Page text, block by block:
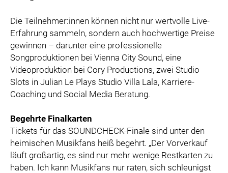
Die Teilnehmer:innen können nicht nur wertvolle Live-
Erfahrung sammeln, sondern auch hochwertige Preise
gewinnen – darunter eine professionelle
Songproduktionen bei Vienna City Sound, eine
Videoproduktion bei Cory Productions, zwei Studio
Slots in Julian Le Plays Studio Villa Lala, Karriere-
Coaching und Social Media Beratung.
Begehrte Finalkarten
Tickets für das SOUNDCHECK-Finale sind unter den
heimischen Musikfans heiß begehrt. „Der Vorverkauf
läuft großartig, es sind nur mehr wenige Restkarten zu
haben. Ich kann Musikfans nur raten, sich schleunigst